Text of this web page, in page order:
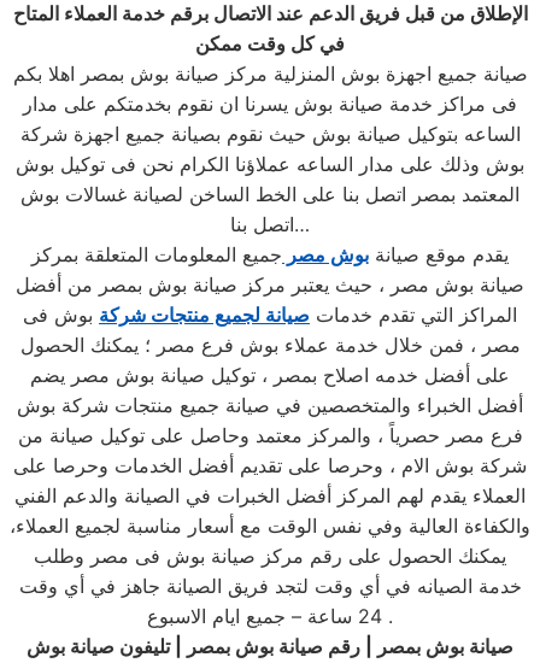
الإطلاق من قبل فريق الدعم عند الاتصال برقم خدمة العملاء المتاح
في كل وقت ممكن
صيانة جميع اجهزة بوش المنزلية مركز صيانة بوش بمصر اهلا بكم
فى مراكز خدمة صيانة بوش يسرنا ان نقوم بخدمتكم على مدار
الساعه بتوكيل صيانة بوش حيث نقوم بصيانة جميع اجهزة شركة
بوش وذلك على مدار الساعه عملاؤنا الكرام نحن فى توكيل بوش
المعتمد بمصر اتصل بنا على الخط الساخن لصيانة غسالات بوش
اتصل بنا…
يقدم موقع صيانة بوش مصر جميع المعلومات المتعلقة بمركز
صيانة بوش مصر ، حيث يعتبر مركز صيانة بوش بمصر من أفضل
المراكز التي تقدم خدمات صيانة لجميع منتجات شركة بوش فى
مصر ، فمن خلال خدمة عملاء بوش فرع مصر ؛ يمكنك الحصول
على أفضل خدمه اصلاح بمصر ، توكيل صيانة بوش مصر يضم
أفضل الخبراء والمتخصصين في صيانة جميع منتجات شركة بوش
فرع مصر حصرياً ، والمركز معتمد وحاصل على توكيل صيانة من
شركة بوش الام ، وحرصا على تقديم أفضل الخدمات وحرصا على
العملاء يقدم لهم المركز أفضل الخبرات في الصيانة والدعم الفني
والكفاءة العالية وفي نفس الوقت مع أسعار مناسبة لجميع العملاء،
يمكنك الحصول على رقم مركز صيانة بوش فى مصر وطلب
خدمة الصيانه في أي وقت لتجد فريق الصيانة جاهز في أي وقت
24 ساعة – جميع ايام الاسبوع .
صيانة بوش بمصر | رقم صيانة بوش بمصر | تليفون صيانة بوش